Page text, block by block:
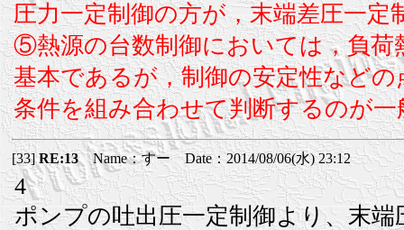
圧力一定制御の方が，末端差圧一
⑤熱源の台数制御においては，負荷
基本であるが，制御の安定性など
条件を組み合わせて判断するのが
[33]RE:13Name：すー Date：2014/08/06(水) 23:12
4
ポンプの吐出圧一定制御より、末